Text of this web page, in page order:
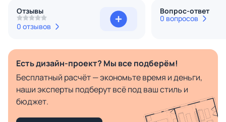
Отзывы
0 отзывов
Вопрос-ответ
0 вопросов
Есть дизайн-проект? Мы все подберём!
Бесплатный расчёт — экономьте время и деньги,
наши эксперты подберут всё под ваш стиль и
бюджет.